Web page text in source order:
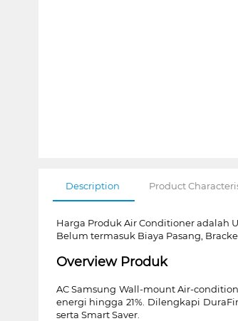
Description Product
Harga Produk Air Conditioner adalah
Belum termasuk Biaya Pasang,
Overview Produk
AC Samsung Wall-mount Air-
energi hingga 21%. Dilengkapi
serta Smart Saver.